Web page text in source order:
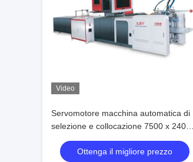
Video
Servomotore macchina automatica di
selezione e collocazione 7500 x 2400 x
2000 mm
Ottenga il migliore prezzo